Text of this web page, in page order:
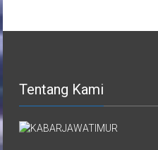
Tentang Kami